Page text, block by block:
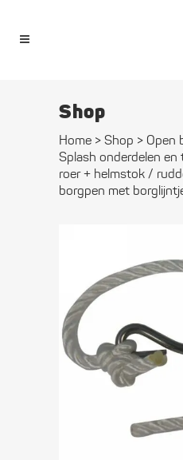
Shop
Home > Shop > Open
Splash onderdelen en
roer + helmstok /
borgpen met
RVS
met
voor